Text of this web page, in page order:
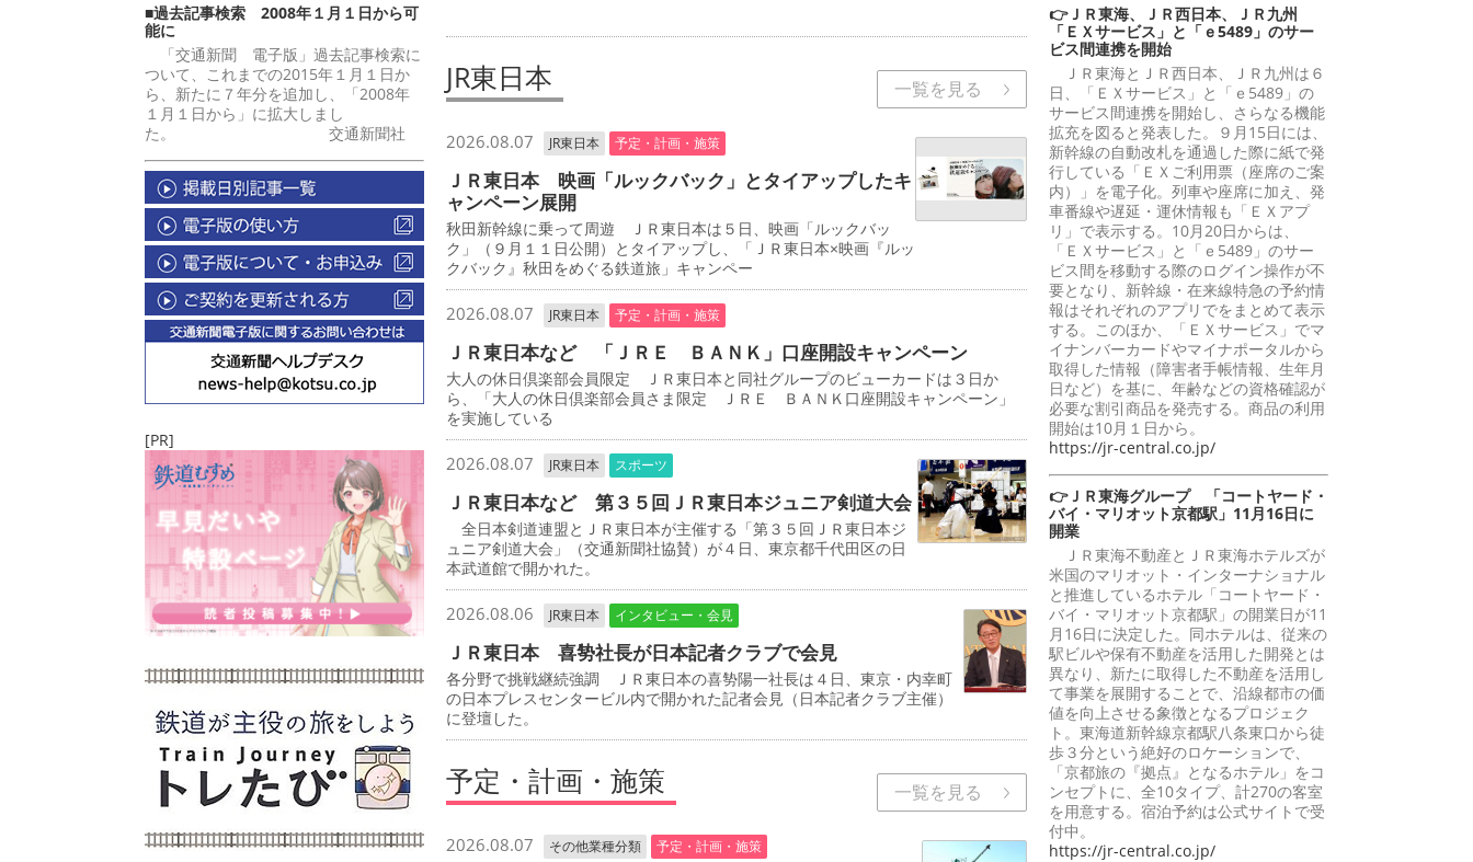
■過去記事検索 2008年１月１日から可
能に
「交通新聞 電子版」過去記事検索に
ついて、これまでの2015年１月１日か
ら、新たに７年分を追加し、「2008年
１月１日から」に拡大しまし
た。 交通新聞社
[PR]
JR東日本 一覧を見る
2026.08.07 JR東日本 予定・計画・施策
ＪＲ東日本 映画「ルックバック」とタイアップしたキ
ャンペーン展開
秋田新幹線に乗って周遊 ＪＲ東日本は５日、映画「ルックバッ
ク」（９月１１日公開）とタイアップし、「ＪＲ東日本×映画『ルッ
クバック』秋田をめぐる鉄道旅」キャンペー
2026.08.07 JR東日本 予定・計画・施策
ＪＲ東日本など 「ＪＲＥ ＢＡＮＫ」口座開設キャンペーン
大人の休日倶楽部会員限定 ＪＲ東日本と同社グループのビューカードは３日か
ら、「大人の休日倶楽部会員さま限定 ＪＲＥ ＢＡＮＫ口座開設キャンペーン」
を実施している
2026.08.07 JR東日本 スポーツ
ＪＲ東日本など 第３５回ＪＲ東日本ジュニア剣道大会
全日本剣道連盟とＪＲ東日本が主催する「第３５回ＪＲ東日本ジ
ュニア剣道大会」（交通新聞社協賛）が４日、東京都千代田区の日
本武道館で開かれた。
2026.08.06 JR東日本 インタビュー・会見
ＪＲ東日本 喜㔟社長が日本記者クラブで会見
各分野で挑戦継続強調 ＪＲ東日本の喜㔟陽一社長は４日、東京・内幸町
の日本プレスセンタービル内で開かれた記者会見（日本記者クラブ主催）
に登壇した。
予定・計画・施策 一覧を見る
2026.08.07 その他業種分類 予定・計画・施策
👉ＪＲ東海、ＪＲ西日本、ＪＲ九州
「ＥＸサービス」と「ｅ5489」のサー
ビス間連携を開始
ＪＲ東海とＪＲ西日本、ＪＲ九州は６
日、「ＥＸサービス」と「ｅ5489」の
サービス間連携を開始し、さらなる機能
拡充を図ると発表した。９月15日には、
新幹線の自動改札を通過した際に紙で発
行している「ＥＸご利用票（座席のご案
内）」を電子化。列車や座席に加え、発
車番線や遅延・運休情報も「ＥＸアプ
リ」で表示する。10月20日からは、
「ＥＸサービス」と「ｅ5489」のサー
ビス間を移動する際のログイン操作が不
要となり、新幹線・在来線特急の予約情
報はそれぞれのアプリでをまとめて表示
する。このほか、「ＥＸサービス」でマ
イナンバーカードやマイナポータルから
取得した情報（障害者手帳情報、生年月
日など）を基に、年齢などの資格確認が
必要な割引商品を発売する。商品の利用
開始は10月１日から。
https://jr-central.co.jp/
👉ＪＲ東海グループ 「コートヤード・
バイ・マリオット京都駅」11月16日に
開業
ＪＲ東海不動産とＪＲ東海ホテルズが
米国のマリオット・インターナショナル
と推進しているホテル「コートヤード・
バイ・マリオット京都駅」の開業日が11
月16日に決定した。同ホテルは、従来の
駅ビルや保有不動産を活用した開発とは
異なり、新たに取得した不動産を活用し
て事業を展開することで、沿線都市の価
値を向上させる象徴となるプロジェク
ト。東海道新幹線京都駅八条東口から徒
歩３分という絶好のロケーションで、
「京都旅の『拠点』となるホテル」をコ
ンセプトに、全10タイプ、計270の客室
を用意する。宿泊予約は公式サイトで受
付中。
https://jr-central.co.jp/